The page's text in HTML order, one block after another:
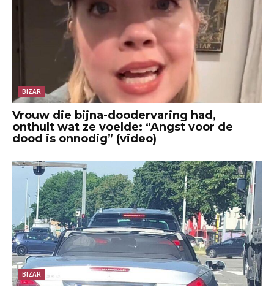
BIZAR
Vrouw die bijna-doodervaring had,
onthult wat ze voelde: “Angst voor de
dood is onnodig” (video)
BIZAR